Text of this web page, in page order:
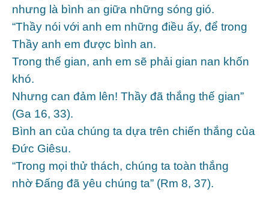
nhưng là bình an giữa những sóng gió.
“Thầy nói với anh em những điều ấy, để trong
Thầy anh em được bình an.
Trong thế gian, anh em sẽ phải gian nan khốn
khó.
Nhưng can đảm lên! Thầy đã thắng thế gian”
(Ga 16, 33).
Bình an của chúng ta dựa trên chiến thắng của
Đức Giêsu.
“Trong mọi thử thách, chúng ta toàn thắng
nhờ Đấng đã yêu chúng ta” (Rm 8, 37).